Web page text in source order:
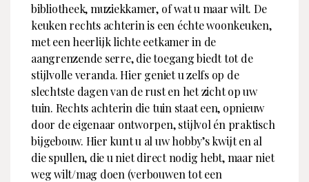
bibliotheek, muziekkamer, of wat u maar wilt. De
keuken rechts achterin is een échte woonkeuken,
met een heerlijk lichte eetkamer in de
aangrenzende serre, die toegang biedt tot de
stijlvolle veranda. Hier geniet u zelfs op de
slechtste dagen van de rust en het zicht op uw
tuin. Rechts achterin die tuin staat een, opnieuw
door de eigenaar ontworpen, stijlvol én praktisch
bijgebouw. Hier kunt u al uw hobby’s kwijt en al
die spullen, die u niet direct nodig hebt, maar niet
weg wilt/mag doen (verbouwen tot een